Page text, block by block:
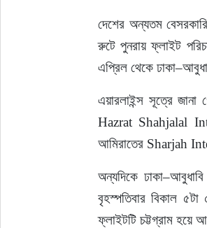
দেশের অন্যতম
রুটে পুনরায় ফ্লাইট
এপ্রিল থেকে
এয়ারলাইন্স সূত্রে
Hazrat Shahjalal
আমিরাতের Sharjah
অন্যদিকে
বৃহস্পতিবার বিকাল
ফ্লাইটটি চট্টগ্রাম